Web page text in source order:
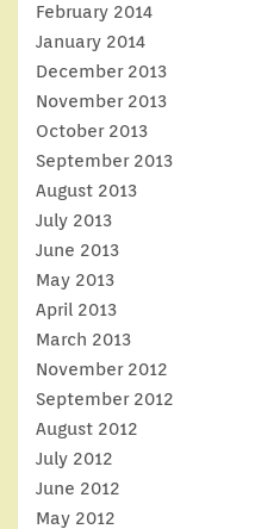
February 2014
January 2014
December 2013
November 2013
October 2013
September 2013
August 2013
July 2013
June 2013
May 2013
April 2013
March 2013
November 2012
September 2012
August 2012
July 2012
June 2012
May 2012